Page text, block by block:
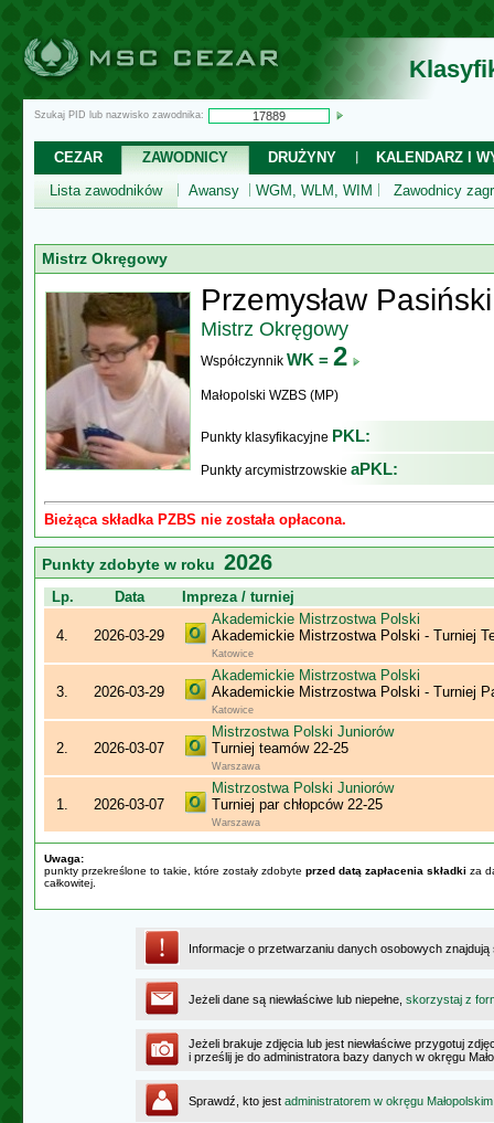
Szukaj PID lub nazwisko zawodnika:
CEZAR ZAWODNICY DRUŻYNY
KALENDARZ I
Lista zawodników
Awansy WGM, WLM, WIM Zawodnicy
Mistrz Okręgowy
Przemysław Pasiński
Mistrz Okręgowy
Współczynnik WK = 2
Małopolski WZBS (MP)
Punkty klasyfikacyjne PKL:
Punkty arcymistrzowskie aPKL:
Bieżąca składka PZBS nie została opłacona.
Punkty zdobyte w roku 2026
Lp. Data Impreza / turniej
4. 2026-03-29
Akademickie Mistrzostwa Polski
Akademickie Mistrzostwa Polski - Turniej
Katowice
3. 2026-03-29
Akademickie Mistrzostwa Polski
Akademickie Mistrzostwa Polski - Turniej
Katowice
2. 2026-03-07
Mistrzostwa Polski Juniorów
Turniej teamów 22-25
Warszawa
1. 2026-03-07
Mistrzostwa Polski Juniorów
Turniej par chłopców 22-25
Warszawa
Uwaga:
punkty przekreślone to takie, które zostały zdobyte przed datą zapłacenia składki za
całkowitej.
Informacje o przetwarzaniu danych osobowych
Jeżeli dane są niewłaściwe lub niepełne, skorzystaj z
Jeżeli brakuje zdjęcia lub jest niewłaściwe przygotuj
i prześlij je do administratora bazy danych w okręgu
Sprawdź, kto jest administratorem w okręgu Małopolskim